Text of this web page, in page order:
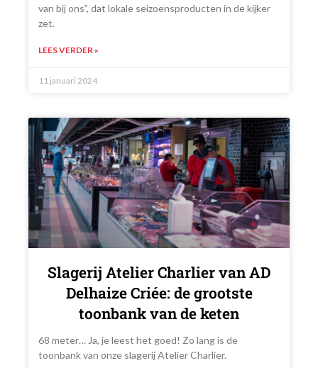
van bij ons”, dat lokale seizoensproducten in de kijker
zet.
LEES VERDER »
11 januari 2024
Slagerij Atelier Charlier van AD
Delhaize Criée: de grootste
toonbank van de keten
68 meter… Ja, je leest het goed! Zo lang is de
toonbank van onze slagerij Atelier Charlier.